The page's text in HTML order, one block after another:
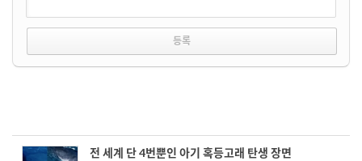
전 세계 단 4번뿐인 아기 혹등고래 탄생 장면